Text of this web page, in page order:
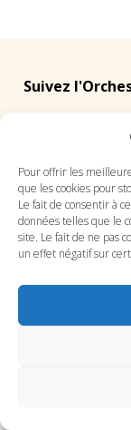
Pour offrir les
que les cookies pour
Le fait de consentir à
données telles que le
site. Le fait de ne pas
un effet négatif sur
Suivez
Suivez le
SITE DE